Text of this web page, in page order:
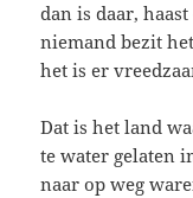
dan is daar,
niemand bezit
het is er
Dat is het land
te water gelaten
naar op weg